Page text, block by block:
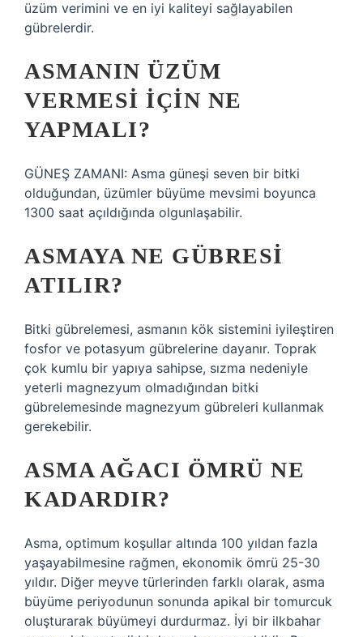
üzüm verimini ve en iyi kaliteyi sağlayabilen
gübrelerdir.
ASMANIN ÜZÜM
VERMESI IÇIN NE
YAPMALI?
GÜNEŞ ZAMANI: Asma güneşi seven bir bitki
olduğundan, üzümler büyüme mevsimi boyunca
1300 saat açıldığında olgunlaşabilir.
ASMAYA NE GÜBRESI
ATILIR?
Bitki gübrelemesi, asmanın kök sistemini iyileştiren
fosfor ve potasyum gübrelerine dayanır. Toprak
çok kumlu bir yapıya sahipse, sızma nedeniyle
yeterli magnezyum olmadığından bitki
gübrelemesinde magnezyum gübreleri kullanmak
gerekebilir.
ASMA AĞACI ÖMRÜ NE
KADARDIR?
Asma, optimum koşullar altında 100 yıldan fazla
yaşayabilmesine rağmen, ekonomik ömrü 25-30
yıldır. Diğer meyve türlerinden farklı olarak, asma
büyüme periyodunun sonunda apikal bir tomurcuk
oluşturarak büyümeyi durdurmaz. İyi bir ilkbahar